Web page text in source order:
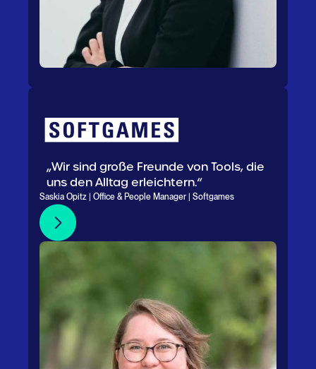
„Wir sind große Freunde von Tools, die
uns den Alltag erleichtern.“
Saskia Opitz | Office & People Manager | Softgames